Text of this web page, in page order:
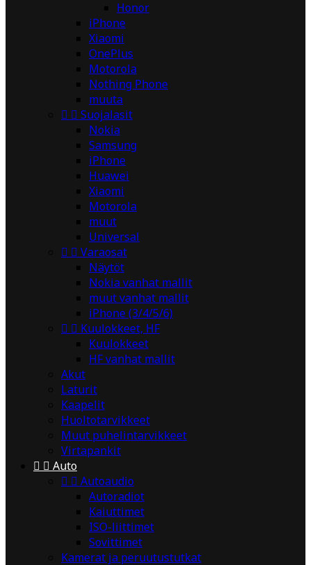
Honor
iPhone
Xiaomi
OnePlus
Motorola
Nothing Phone
muuta
  Suojalasit
Nokia
Samsung
iPhone
Huawei
Xiaomi
Motorola
muut
Universal
  Varaosat
Näytöt
Nokia vanhat mallit
muut vanhat mallit
iPhone (3/4/5/6)
  Kuulokkeet, HF
Kuulokkeet
HF vanhat mallit
Akut
Laturit
Kaapelit
Huoltotarvikkeet
Muut puhelintarvikkeet
Virtapankit
  Auto
  Autoaudio
Autoradiot
Kaiuttimet
ISO-liittimet
Sovittimet
Kamerat ja peruutustutkat